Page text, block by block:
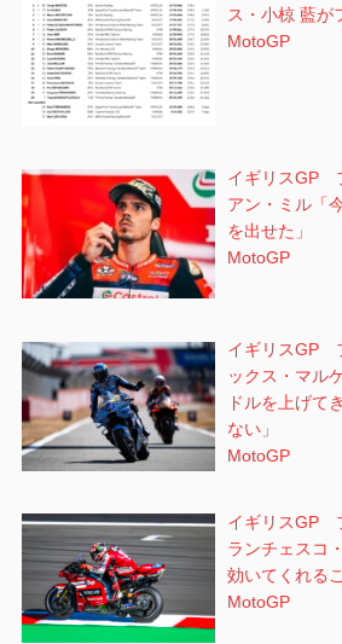
ス・小椋 藍が
MotoGP
イギリスGP
アン・ミル「
を出せた」
MotoGP
イギリスGP
ックス・マル
ドルを上げて
ない」
MotoGP
イギリスGP
ランチェスコ
効いてくれる
MotoGP